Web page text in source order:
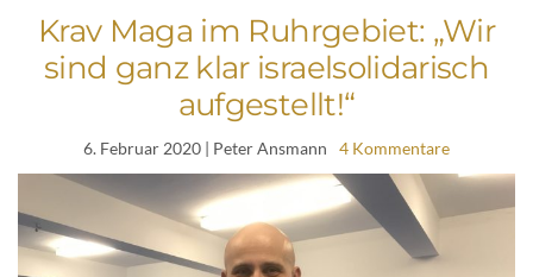
Krav Maga im Ruhrgebiet: „Wir
sind ganz klar israelsolidarisch
aufgestellt!“
6. Februar 2020 | Peter Ansmann 4 Kommentare